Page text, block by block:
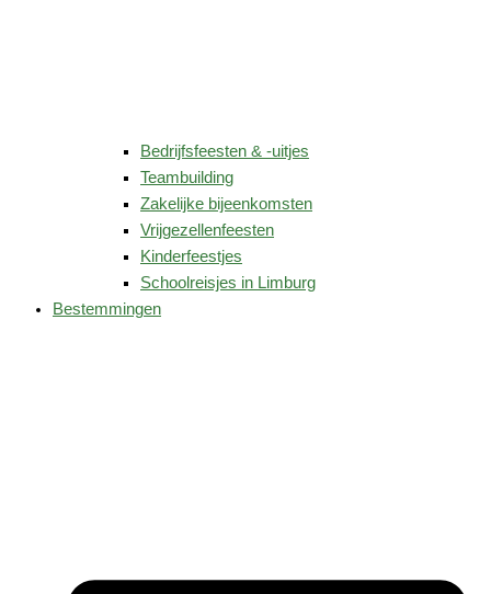
Bedrijfsfeesten & -uitjes
Teambuilding
Zakelijke bijeenkomsten
Vrijgezellenfeesten
Kinderfeestjes
Schoolreisjes in Limburg
Bestemmingen